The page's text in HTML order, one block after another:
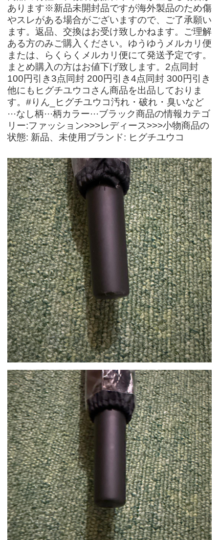
あります※新品未開封品ですが海外製品のため傷
やスレがある場合がございますので、ご了承願い
ます。返品、交換はお受け致しかねます。ご理解
ある方のみご購入ください。ゆうゆうメルカリ便
または、らくらくメルカリ便にて発送予定です。
まとめ購入の方はお値下げ致します。2点同封
100円引き3点同封 200円引き4点同封 300円引き
他にもヒグチユウコさん商品を出品しておりま
す。#りん_ヒグチユウコ汚れ・破れ・臭いなど
···なし柄···柄カラー···ブラック商品の情報カテゴ
リー:ファッション>>>レディース>>>小物商品の
状態: 新品、未使用ブランド: ヒグチユウコ